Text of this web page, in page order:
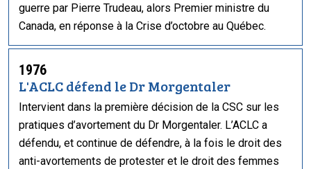
guerre par Pierre Trudeau, alors Premier ministre du
Canada, en réponse à la Crise d’octobre au Québec.
1976
L'ACLC défend le Dr Morgentaler
Intervient dans la première décision de la CSC sur les
pratiques d’avortement du Dr Morgentaler. L’ACLC a
défendu, et continue de défendre, à la fois le droit des
anti-avortements de protester et le droit des femmes